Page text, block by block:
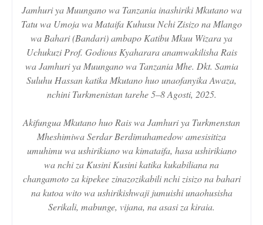
Jamhuri ya Muungano wa Tanzania inashiriki Mkutano wa
Tatu wa Umoja wa Mataifa Kuhusu Nchi Zisizo na Mlango
wa Bahari (Bandari) ambapo Katibu Mkuu Wizara ya
Uchukuzi Prof. Godious Kyaharara anamwakilisha Rais
wa Jamhuri ya Muungano wa Tanzania Mhe. Dkt. Samia
Suluhu Hassan katika Mkutano huo unaofanyika Awaza,
nchini Turkmenistan tarehe 5–8 Agosti, 2025.
Akifungua Mkutano huo Rais wa Jamhuri ya Turkmenstan
Mheshimiwa Serdar Berdimuhamedow amesisitiza
umuhimu wa ushirikiano wa kimataifa, hasa ushirikiano
wa nchi za Kusini Kusini katika kukabiliana na
changamoto za kipekee zinazozikabili nchi zisizo na bahari
na kutoa wito wa ushirikishwaji jumuishi unaohusisha
Serikali, mabunge, vijana, na asasi za kiraia.